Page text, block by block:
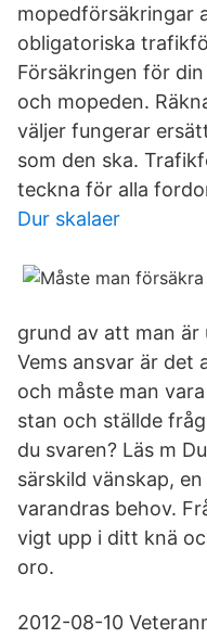
mopedförsäkringar
obligatoriska
Försäkringen för
och mopeden.
väljer fungerar
som den ska.
teckna för alla
Dur skalaer
grund av att man är
Vems ansvar är det
och måste man
stan och ställde
du svaren? Läs m
särskild vänskap,
varandras behov.
vigt upp i ditt knä
oro.
2012-08-10